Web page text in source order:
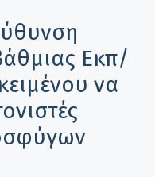
Εκπ/
να